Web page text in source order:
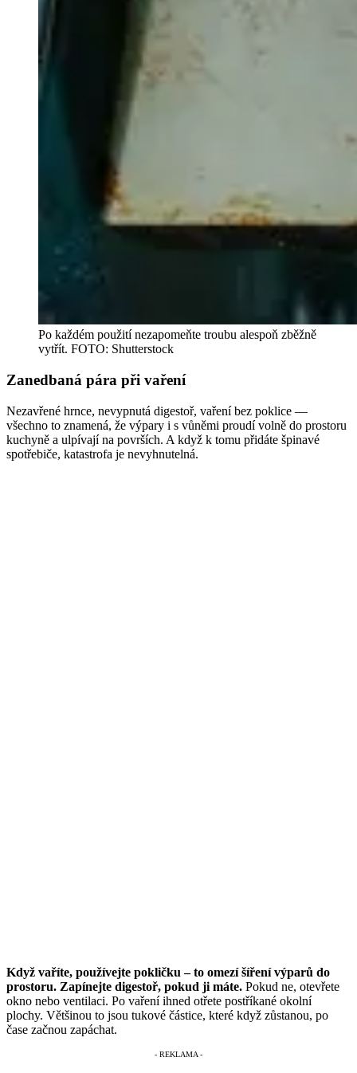
Po každém použití nezapomeňte troubu alespoň zběžně
vytřít. FOTO: Shutterstock
Zanedbaná pára při vaření
Nezavřené hrnce, nevypnutá digestoř, vaření bez poklice —
všechno to znamená, že výpary i s vůněmi proudí volně do prostoru
kuchyně a ulpívají na površích. A když k tomu přidáte špinavé
spotřebiče, katastrofa je nevyhnutelná.
Když vaříte, používejte pokličku – to omezí šíření výparů do
prostoru. Zapínejte digestoř, pokud ji máte. Pokud ne, otevřete
okno nebo ventilaci. Po vaření ihned otřete postříkané okolní
plochy. Většinou to jsou tukové částice, které když zůstanou, po
čase začnou zapáchat.